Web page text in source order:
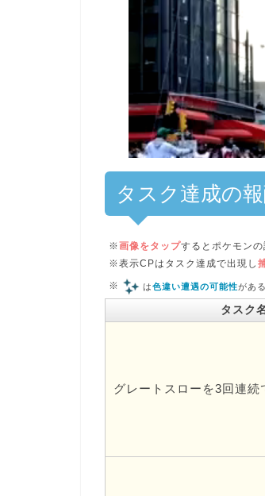
タスク達成の
※画像をタップするとポケモン
※表示CPはタスク達成で出現し
※ は色違い遭遇の可能性があ
タスク
グレートスローを3回連続